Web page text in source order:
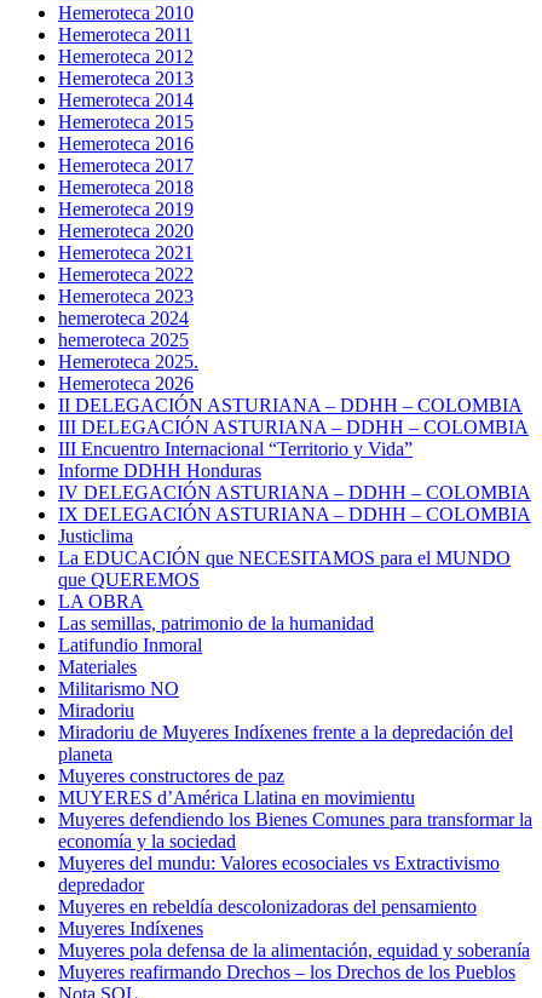
Hemeroteca 2010
Hemeroteca 2011
Hemeroteca 2012
Hemeroteca 2013
Hemeroteca 2014
Hemeroteca 2015
Hemeroteca 2016
Hemeroteca 2017
Hemeroteca 2018
Hemeroteca 2019
Hemeroteca 2020
Hemeroteca 2021
Hemeroteca 2022
Hemeroteca 2023
hemeroteca 2024
hemeroteca 2025
Hemeroteca 2025.
Hemeroteca 2026
II DELEGACIÓN ASTURIANA – DDHH – COLOMBIA
III DELEGACIÓN ASTURIANA – DDHH – COLOMBIA
III Encuentro Internacional “Territorio y Vida”
Informe DDHH Honduras
IV DELEGACIÓN ASTURIANA – DDHH – COLOMBIA
IX DELEGACIÓN ASTURIANA – DDHH – COLOMBIA
Justiclima
La EDUCACIÓN que NECESITAMOS para el MUNDO
que QUEREMOS
LA OBRA
Las semillas, patrimonio de la humanidad
Latifundio Inmoral
Materiales
Militarismo NO
Miradoriu
Miradoriu de Muyeres Indíxenes frente a la depredación del
planeta
Muyeres constructores de paz
MUYERES d’América Llatina en movimientu
Muyeres defendiendo los Bienes Comunes para transformar la
economía y la sociedad
Muyeres del mundu: Valores ecosociales vs Extractivismo
depredador
Muyeres en rebeldía descolonizadoras del pensamiento
Muyeres Indíxenes
Muyeres pola defensa de la alimentación, equidad y soberanía
Muyeres reafirmando Drechos – los Drechos de los Pueblos
Nota SOL